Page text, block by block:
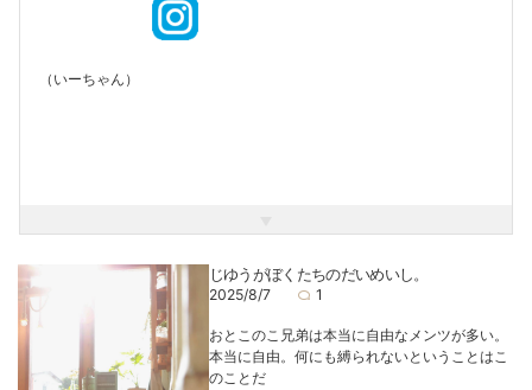
（いーちゃん）
じゆうがぼくたちのだいめいし。
2025/8/7 1
おとこのこ兄弟は本当に自由なメンツが多い。
本当に自由。何にも縛られないということはこ
のことだ